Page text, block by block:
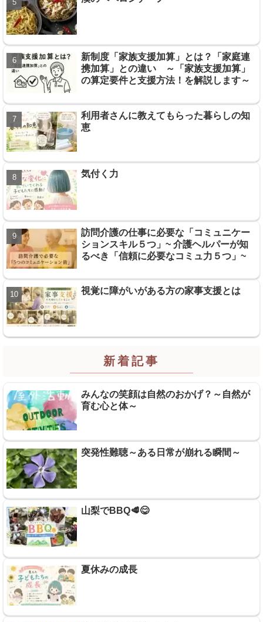
新制度「家族支援加算」とは？「家庭連
携加算」との違い ～「家族支援加算」
の算定要件と支援方法！を解説します～
利用者さんに教えてもらった暮らしの知
恵
気付く力
訪問介護の仕事に必要な「コミュニケー
ションスキル５つ」~ 介護ヘルパーが知
るべき「信頼に必要なコミュ力５つ」~
視覚に障がいがある方の家事支援とは
新着記事
みんなの笑顔は自然のおかげ？～自然が
育む心と体～
突発性難聴～ある日常が崩れる瞬間～
山梨でBBQ🥩😋
夏休みの成長